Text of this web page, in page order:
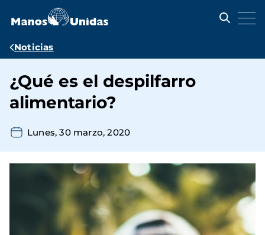
contenido
Ruta
navegación
Noticias
¿Qué es el despilfarro
alimentario?
Lunes, 30 marzo, 2020